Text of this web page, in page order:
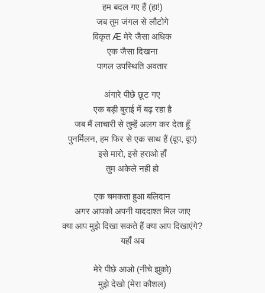
हम बदल गए हैं (हा!)
जब तुम जंगल से लौटोगे
विकृत Æ मेरे जैसा अधिक
एक जैसा दिखना
पागल उपस्थिति अवतार
अंगारे पीछे छूट गए
एक बड़ी बुराई में बढ़ रहा है
जब मैं लाचारी से तुम्हें अलग कर देता हूँ
पुनर्मिलन, हम फिर से एक साथ हैं (वूप, वूप)
इसे मारो, इसे हराओ हाँ
तुम अकेले नही हो
एक चमकता हुआ बलिदान
अगर आपको अपनी याददाश्त मिल जाए
क्या आप मुझे दिखा सकते हैं क्या आप दिखाएंगे?
यहाँ अब
मेरे पीछे आओ (नीचे झुको)
मुझे देखो (मेरा कौशल)